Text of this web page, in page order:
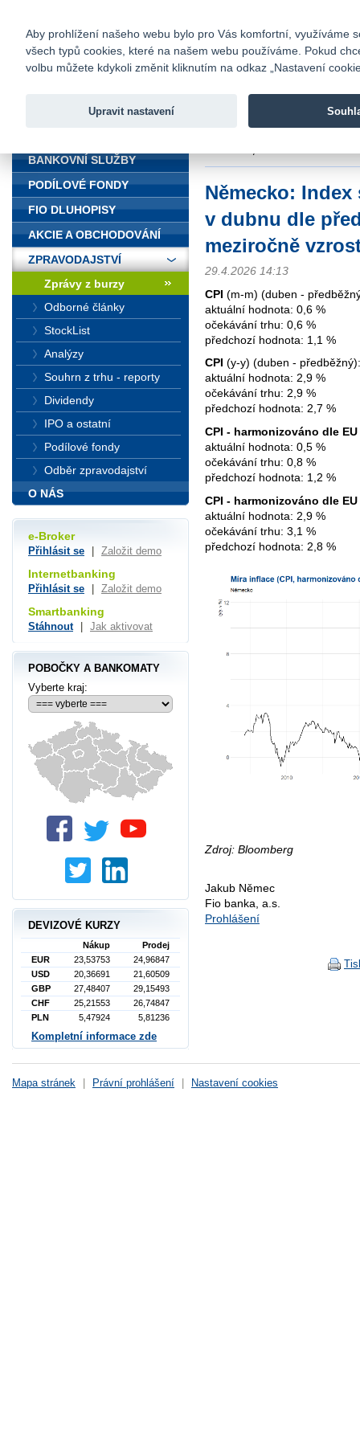
Fio banka
Fio banka
Německo:
v dubnu dle
meziročně
29.4.2026 14:13
CPI (m-m) (duben -
aktuální hodnota: 0,6 %
očekávání trhu: 0,6 %
předchozí hodnota: 1,1 %
CPI (y-y) (duben - předběžný):
aktuální hodnota: 2,9 %
očekávání trhu: 2,9 %
předchozí hodnota: 2,7 %
CPI - harmonizováno dle EU
aktuální hodnota: 0,5 %
očekávání trhu: 0,8 %
předchozí hodnota: 1,2 %
CPI - harmonizováno dle EU
aktuální hodnota: 2,9 %
očekávání trhu: 3,1 %
předchozí hodnota: 2,8 %
Zdroj: Bloomberg
Jakub Němec
Fio banka, a.s.
Prohlášení
BANKOVNÍ SLUŽBY
PODÍLOVÉ FONDY
FIO DLUHOPISY
AKCIE A OBCHODOVÁNÍ
ZPRAVODAJSTVÍ
Zprávy z burzy
Odborné články
StockList
Analýzy
Souhrn z trhu - reporty
Dividendy
IPO a ostatní
Podílové fondy
Odběr zpravodajství
O NÁS
e-Broker
Přihlásit se Založit demo
Internetbanking
Přihlásit se Založit demo
Smartbanking
Stáhnout Jak aktivovat
POBOČKY A BANKOMATY
Vyberte kraj:
DEVIZOVÉ KURZY
Nákup
Prodej
EUR
23,53753
24,96847
USD
20,36691
21,60509
GBP
27,48407
29,15493
CHF
25,21553
26,74847
PLN
5,47924 5,81236
Kompletní informace zde
Mapa stránek Právní prohlášení Nastavení cookies
Aby prohlížení našeho webu bylo pro Vás komfortní, využíváme
všech typů cookies, které na našem webu používáme. Pokud
volbu můžete kdykoli změnit kliknutím na odkaz „Nastavení
Upravit nastavení